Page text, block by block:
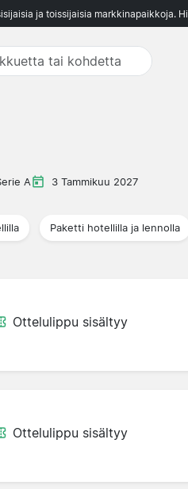
ja toissijaisia markkinapaikkoja.
A 3 Tammikuu 2027
Paketti hotellilla ja lennolla
Ottelulippu sisältyy
Ottelulippu sisältyy